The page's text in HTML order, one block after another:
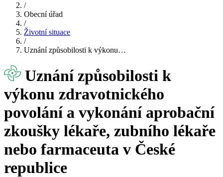
/
Obecní úřad
/
Životní situace
/
Uznání způsobilosti k výkonu…
Uznání způsobilosti k
výkonu zdravotnického
povolání a vykonání aprobační
zkoušky lékaře, zubního lékaře
nebo farmaceuta v České
republice